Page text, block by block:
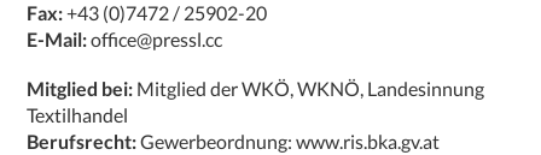
Fax:+43 (0)7472 / 25902-20
E-Mail:office@pressl.cc
Mitglied bei: Mitglied der WKÖ, WKNÖ, Landesinnung
Textilhandel
Berufsrecht:Gewerbeordnung: www.ris.bka.gv.at